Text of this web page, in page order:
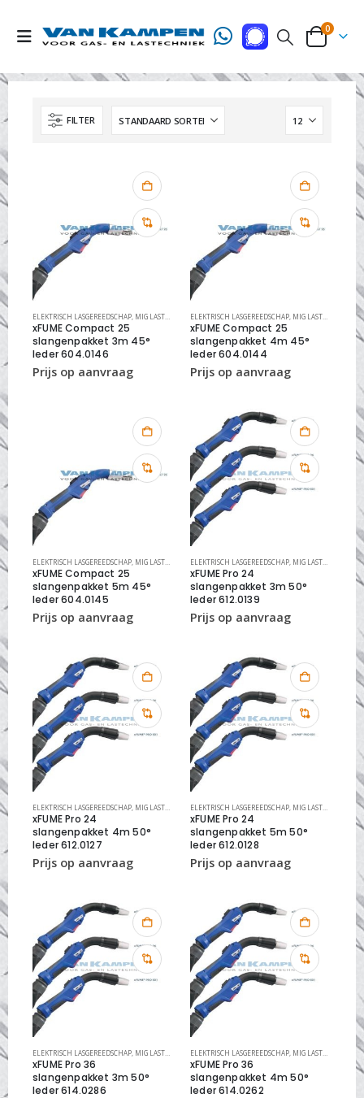
0
FILTER
ELEKTRISCH LASGEREEDSCHAP MIG LASTOORTS XFUME ,MIG LASTOORTSEN
xFUME Compact 25
slangenpakket 3m 45°
leder 604.0146
ELEKTRISCH LASGEREEDSCHAP MIG LASTOORTS XFUME
xFUME Compact 25
slangenpakket 4m 45°
leder 604.0144
ELEKTRISCH LASGEREEDSCHAP MIG LASTOORTS XFUME ,MIG LASTOORTSEN
xFUME Compact 25
slangenpakket 5m 45°
leder 604.0145
ELEKTRISCH LASGEREEDSCHAP MIG LASTOORTS XFUME
xFUME Pro 24
slangenpakket 3m 50°
leder 612.0139
ELEKTRISCH LASGEREEDSCHAP MIG LASTOORTS XFUME ,MIG LASTOORTSEN
xFUME Pro 24
slangenpakket 4m 50°
leder 612.0127
ELEKTRISCH LASGEREEDSCHAP MIG LASTOORTS XFUME
xFUME Pro 24
slangenpakket 5m 50°
leder 612.0128
ELEKTRISCH LASGEREEDSCHAP MIG LASTOORTS XFUME ,MIG LASTOORTSEN
xFUME Pro 36
slangenpakket 3m 50°
leder 614.0286
ELEKTRISCH LASGEREEDSCHAP MIG LASTOORTS XFUME
xFUME Pro 36
slangenpakket 4m 50°
leder 614.0262